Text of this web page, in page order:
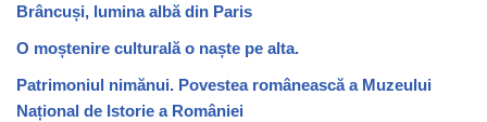
Brâncuși, lumina albă din Paris
O moștenire culturală o naște pe alta.
Patrimoniul nimănui. Povestea românească a Muzeului
Național de Istorie a României